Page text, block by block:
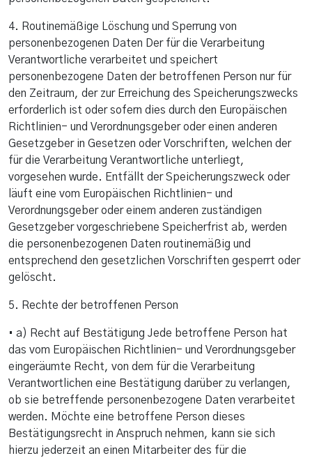
4. Routinemäßige Löschung und Sperrung von
personenbezogenen Daten Der für die Verarbeitung
Verantwortliche verarbeitet und speichert
personenbezogene Daten der betroffenen Person nur für
den Zeitraum, der zur Erreichung des Speicherungszwecks
erforderlich ist oder sofern dies durch den Europäischen
Richtlinien- und Verordnungsgeber oder einen anderen
Gesetzgeber in Gesetzen oder Vorschriften, welchen der
für die Verarbeitung Verantwortliche unterliegt,
vorgesehen wurde. Entfällt der Speicherungszweck oder
läuft eine vom Europäischen Richtlinien- und
Verordnungsgeber oder einem anderen zuständigen
Gesetzgeber vorgeschriebene Speicherfrist ab, werden
die personenbezogenen Daten routinemäßig und
entsprechend den gesetzlichen Vorschriften gesperrt oder
gelöscht.
5. Rechte der betroffenen Person
• a) Recht auf Bestätigung Jede betroffene Person hat
das vom Europäischen Richtlinien- und Verordnungsgeber
eingeräumte Recht, von dem für die Verarbeitung
Verantwortlichen eine Bestätigung darüber zu verlangen,
ob sie betreffende personenbezogene Daten verarbeitet
werden. Möchte eine betroffene Person dieses
Bestätigungsrecht in Anspruch nehmen, kann sie sich
hierzu jederzeit an einen Mitarbeiter des für die